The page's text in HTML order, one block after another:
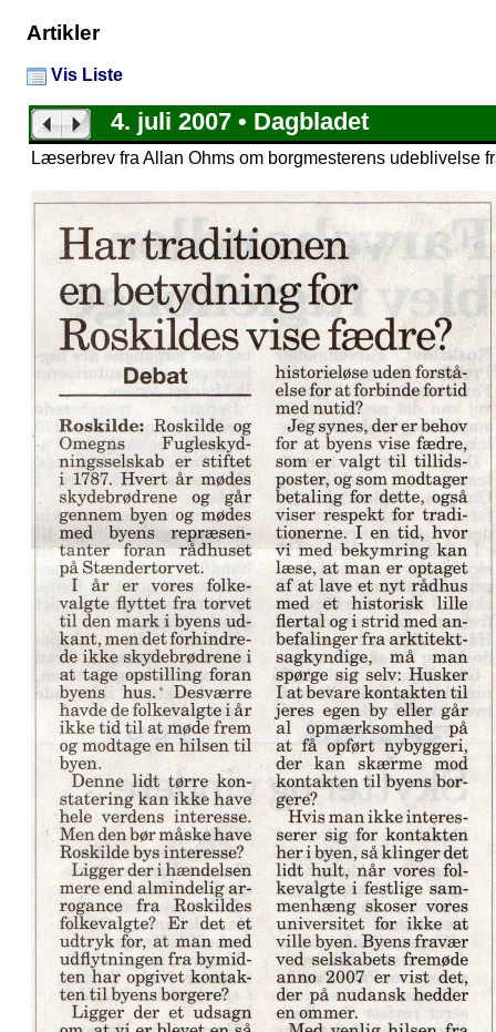
Artikler
Vis Liste
4. juli 2007 • Dagbladet
Læserbrev fra Allan Ohms om borgmesterens udeblivelse